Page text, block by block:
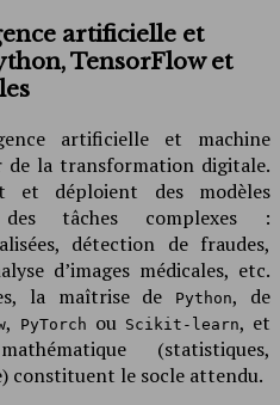
artificielle et
TensorFlow et
artificielle et machine
la transformation digitale.
et déploient des modèles
des tâches complexes :
détection de fraudes,
d’images médicales, etc.
la maîtrise de
Python, de
, PyTorch ou Scikit-learn, et
(statistiques,
constituent le socle attendu.